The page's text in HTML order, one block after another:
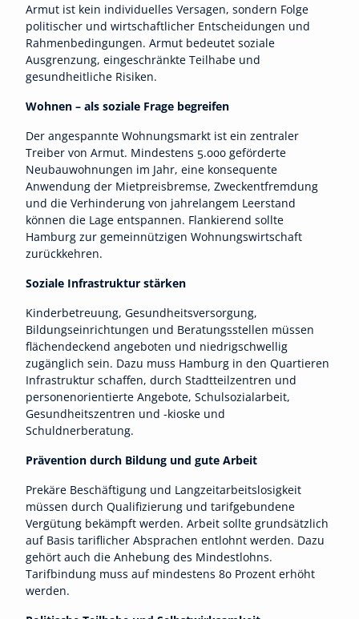
Armut ist kein individuelles Versagen, sondern Folge
politischer und wirtschaftlicher Entscheidungen und
Rahmenbedingungen. Armut bedeutet soziale
Ausgrenzung, eingeschränkte Teilhabe und
gesundheitliche Risiken.
Wohnen – als soziale Frage begreifen
Der angespannte Wohnungsmarkt ist ein zentraler
Treiber von Armut. Mindestens 5.000 geförderte
Neubauwohnungen im Jahr, eine konsequente
Anwendung der Mietpreisbremse, Zweckentfremdung
und die Verhinderung von jahrelangem Leerstand
können die Lage entspannen. Flankierend sollte
Hamburg zur gemeinnützigen Wohnungswirtschaft
zurückkehren.
Soziale Infrastruktur stärken
Kinderbetreuung, Gesundheitsversorgung,
Bildungseinrichtungen und Beratungsstellen müssen
flächendeckend angeboten und niedrigschwellig
zugänglich sein. Dazu muss Hamburg in den Quartieren
Infrastruktur schaffen, durch Stadtteilzentren und
personenorientierte Angebote, Schulsozialarbeit,
Gesundheitszentren und -kioske und
Schuldnerberatung.
Prävention durch Bildung und gute Arbeit
Prekäre Beschäftigung und Langzeitarbeitslosigkeit
müssen durch Qualifizierung und tarifgebundene
Vergütung bekämpft werden. Arbeit sollte grundsätzlich
auf Basis tariflicher Absprachen entlohnt werden. Dazu
gehört auch die Anhebung des Mindestlohns.
Tarifbindung muss auf mindestens 80 Prozent erhöht
werden.